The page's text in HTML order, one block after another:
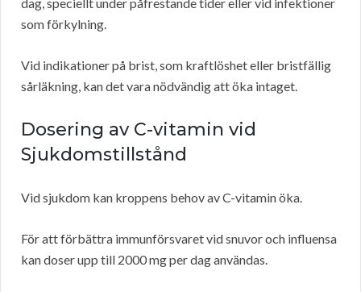
som förkylning.
Vid indikationer på brist, som kraftlöshet eller bristfällig
sårläkning, kan det vara nödvändig att öka intaget.
Dosering av C-vitamin vid
Sjukdomstillstånd
Vid sjukdom kan kroppens behov av C-vitamin öka.
För att förbättra immunförsvaret vid snuvor och influensa
kan doser upp till 2000 mg per dag användas.